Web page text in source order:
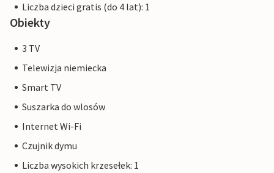
Liczba dzieci gratis (do 4 lat): 1
Obiekty
3 TV
Telewizja niemiecka
Smart TV
Suszarka do wlosów
Internet Wi-Fi
Czujnik dymu
Liczba wysokich krzesełek: 1